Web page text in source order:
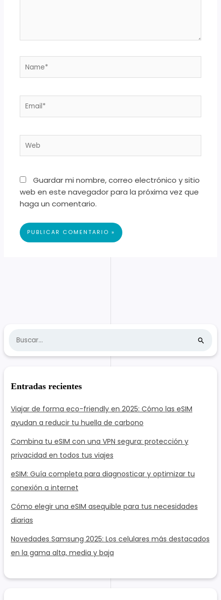
Email*
Web
Guardar mi nombre, correo electrónico y sitio
web en este navegador para la próxima vez que
haga un comentario.
u
c
r
Entradas recientes
Viajar de forma eco-friendly en 2025: Cómo las eSIM
ayudan a reducir tu huella de carbono
Combina tu eSIM con una VPN segura: protección y
privacidad en todos tus viajes
eSIM: Guía completa para diagnosticar y optimizar tu
conexión a internet
Cómo elegir una eSIM asequible para tus necesidades
diarias
Novedades Samsung 2025: Los celulares más destacados
en la gama alta, media y baja